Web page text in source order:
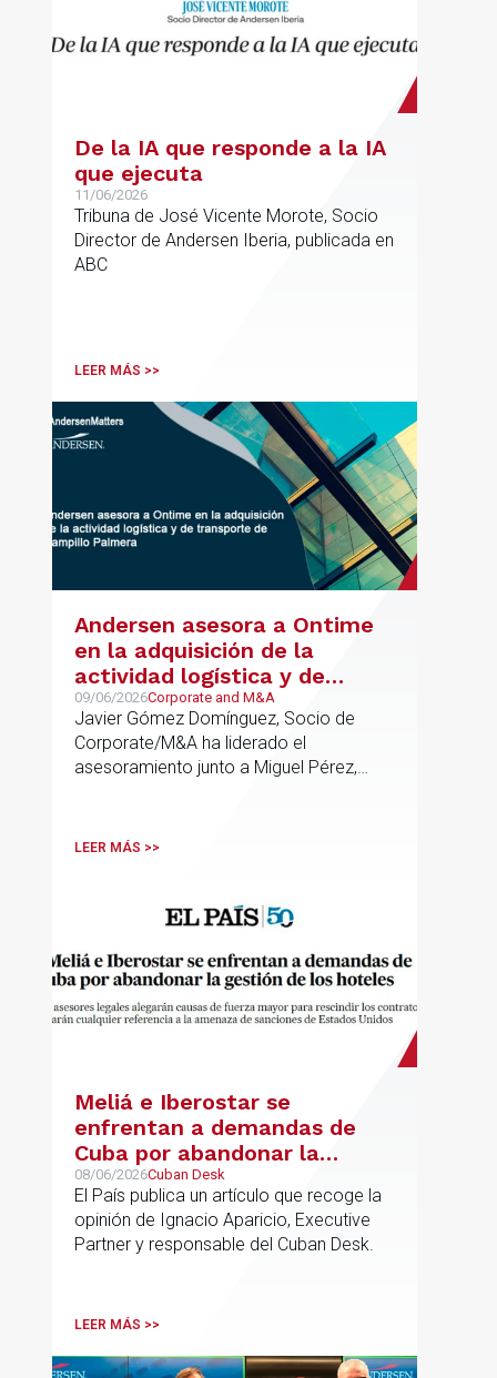
De la IA que responde a la IA
que ejecuta
11/06/2026
Tribuna de José Vicente Morote, Socio
Director de Andersen Iberia, publicada en
ABC
LEER MÁS >>
Andersen asesora a Ontime
en la adquisición de la
actividad logística y de
transporte de Campillo
Palmera
09/06/2026Corporate and M&A
Javier Gómez Domínguez, Socio de
Corporate/M&A ha liderado el
asesoramiento junto a Miguel Pérez,
LEER MÁS >>
Meliá e Iberostar se
enfrentan a demandas de
Cuba por abandonar la
gestión de los hoteles
08/06/2026Cuban Desk
El País publica un artículo que recoge la
opinión de Ignacio Aparicio, Executive
Partner y responsable del Cuban Desk.
LEER MÁS >>